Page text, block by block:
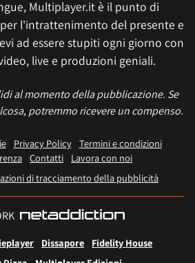
Multiplayer.it è il punto di
l'intrattenimento del presente e
ad essere stupiti ogni giorno con
live e produzioni geniali.
al momento della pubblicazione. Se
potremmo ricevere un compenso.
Privacy Policy
Termini e condizioni
Contatti
Lavora con noi
di tracciamento della pubblicità
Dissapore
Fidelity House